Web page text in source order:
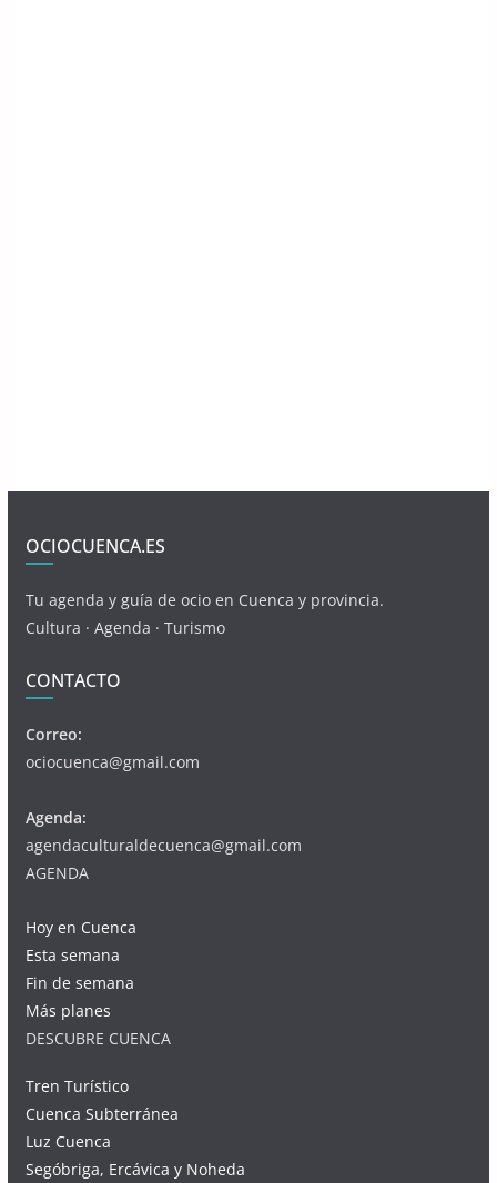
OCIOCUENCA.ES
Tu agenda y guía de ocio en Cuenca y provincia.
Cultura · Agenda · Turismo
CONTACTO
Correo:
ociocuenca@gmail.com
Agenda:
agendaculturaldecuenca@gmail.com
AGENDA
Hoy en Cuenca
Esta semana
Fin de semana
Más planes
DESCUBRE CUENCA
Tren Turístico
Cuenca Subterránea
Luz Cuenca
Segóbriga, Ercávica y Noheda